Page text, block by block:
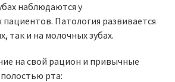
наблюдаются у
пациентов. Патология развивается
так и на молочных зубах.
на свой рацион и привычные
рта: